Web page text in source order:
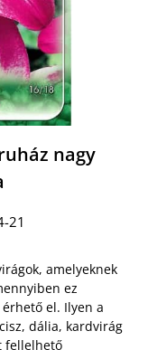
nagy
21
amelyeknek
ez
el. Ilyen a
dália, kardvirág
fellelhető